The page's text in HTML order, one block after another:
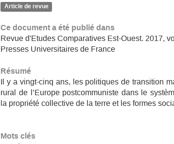
Article de revue
Ce document a été publié dans
Revue d'Etudes Comparatives Est-Ouest. 2017,
Presses Universitaires de France
Résumé
Il y a vingt-cinq ans, les politiques de transition
rural de l’Europe postcommuniste dans le
la propriété collective de la terre et les formes
Mots clés